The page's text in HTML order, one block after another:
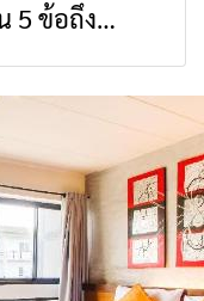
รรมจาก 4
เชียงราย
า แพร่ และ
ร้อมชม
สิร์ตจากศิลปิน
ตลอด 5 วัน
5 ข้อถึง
จี้นายกฯ ลง
ราย แก้วิกฤต
นเปื้อนต้นน้ำ